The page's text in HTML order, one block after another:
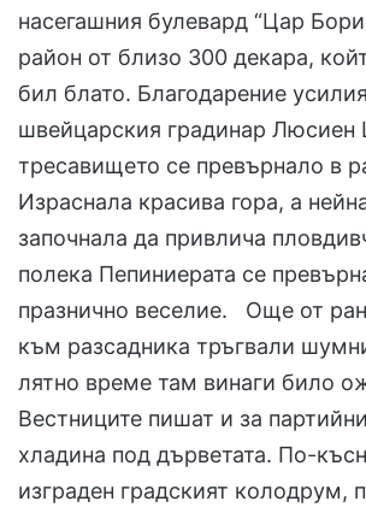
насегашния булевард “Цар
район от близо 300 декара,
бил блато. Благодарение
швейцарския градинар Люсиен
тресавището се превърнало в
Израснала красива гора, а
започнала да привлича
полека Пепиниерата се
празнично веселие. Още от
към разсадника тръгвали
лятно време там винаги било
Вестниците пишат и за
хладина под дърветата. По-
изграден градският колодрум,